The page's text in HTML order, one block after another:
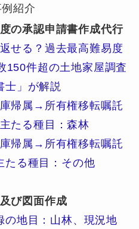
紹介
の承認申請書作成代行
せる？過去最高難易度
150件超の土地家屋調査
士」が解説
帰属→所有権移転嘱託
たる種目：森林
帰属→所有権移転嘱託
たる種目：その他
び図面作成
地目：山林、現況地